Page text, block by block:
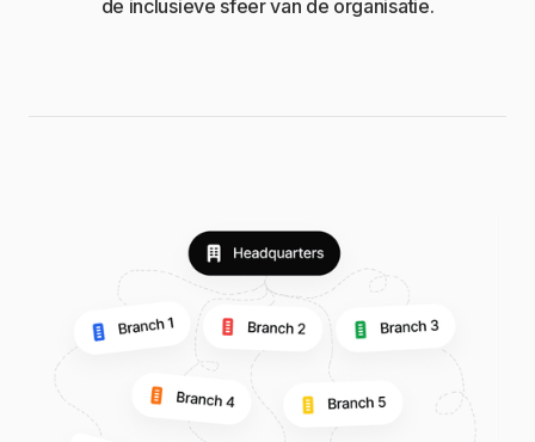
de inclusieve sfeer van de organisatie.